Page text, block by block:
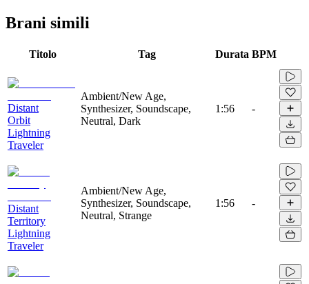
Brani simili
Titolo Tag Durata BPM
Distant
Orbit
Lightning
Traveler
Ambient/New Age,
Synthesizer, Soundscape,
Neutral, Dark
1:56 -
Distant
Territory
Lightning
Traveler
Ambient/New Age,
Synthesizer, Soundscape,
Neutral, Strange
1:56 -